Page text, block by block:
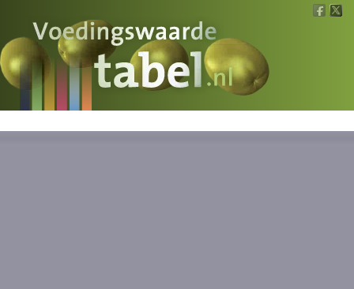
Voedingswaarde
Wat is wat?